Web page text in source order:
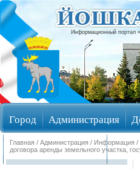
Информационный портал
Город Администрация
Обращения граждан
Главная / Администрация / Информация /
договора аренды земельного участка,